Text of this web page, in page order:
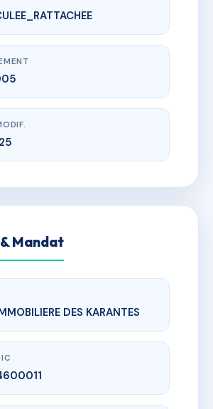
AC6658447
DES OLIVIERS
11100 Narbonne
Mandat
DES KARANTES